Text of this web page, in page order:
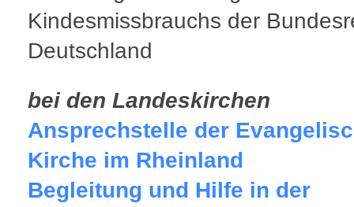
Kindesmissbrauchs der
Deutschland
bei den Landeskirchen
Ansprechstelle der
Kirche im Rheinland
Begleitung und Hilfe in der